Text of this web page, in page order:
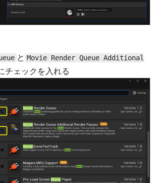
と Movie Render Queue Additional
チェックを入れる